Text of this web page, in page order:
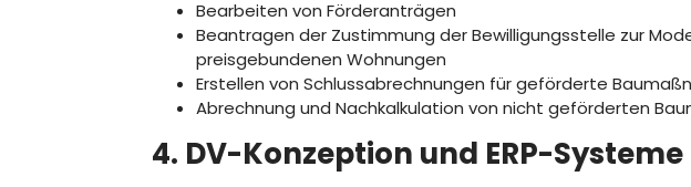
Bearbeiten von Förderanträgen
Beantragen der Zustimmung der Bewilligungsstelle zur
preisgebundenen Wohnungen
Erstellen von Schlussabrechnungen für geförderte
Abrechnung und Nachkalkulation von nicht geförderten
4. DV-Konzeption und ERP-Systeme